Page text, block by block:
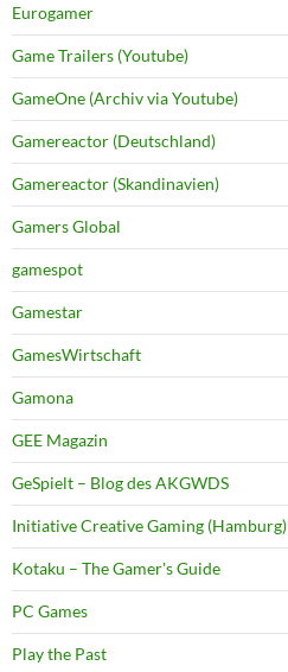
Eurogamer
Game Trailers (Youtube)
GameOne (Archiv via Youtube)
Gamereactor (Deutschland)
Gamereactor (Skandinavien)
Gamers Global
gamespot
Gamestar
GamesWirtschaft
Gamona
GEE Magazin
GeSpielt – Blog des AKGWDS
Initiative Creative Gaming (Hamburg)
Kotaku – The Gamer's Guide
PC Games
Play the Past